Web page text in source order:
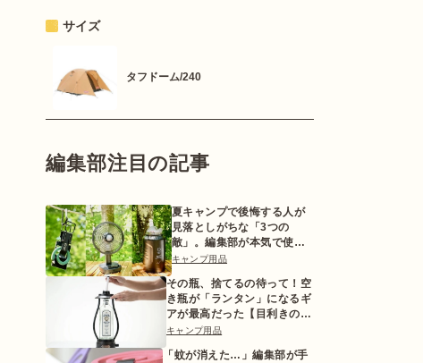
サイズ
タフドーム/240
編集部注目の記事
夏キャンプで後悔する人が
見落としがちな「3つの
敵」。編集部が本気で使っ
た対策ギアとは
キャンプ用品
その瓶、捨てるの待って！空
き瓶が「ランタン」になるギ
アが最高だった【目利きのキ
ャンプギア】
キャンプ用品
「蚊が消えた…」編集部が手